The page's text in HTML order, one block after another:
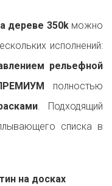
дереве 350kможно
исполнений:
рельефной
полностью
. Подходящий
списка в
на досках